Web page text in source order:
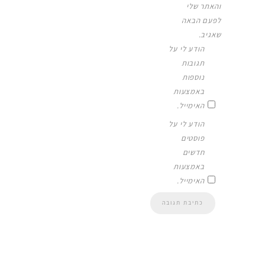
והאתר שלי
לפעם הבאה
שאגיב.
הודע לי על
תגובות
נוספות
באמצעות
האימייל.
הודע לי על
פוסטים
חדשים
באמצעות
האימייל.